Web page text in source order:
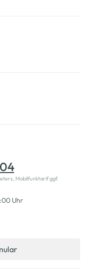
Mobilfunktarif ggf.
Uhr